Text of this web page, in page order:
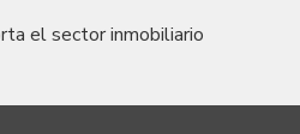
el sector inmobiliario